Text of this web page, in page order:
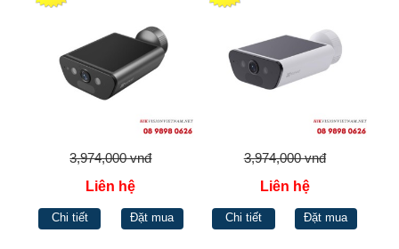
3,974,000 vnđ
Liên hệ
Chi tiết Đặt mua
3,974,000 vnđ
Liên hệ
Chi tiết Đặt mua